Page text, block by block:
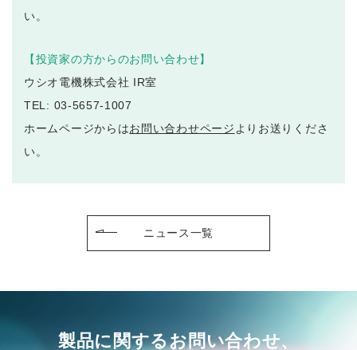
い。
【投資家の方からのお問い合わせ】
ウシオ電機株式会社 IR室
TEL: 03-5657-1007
ホームページからはお問い合わせページ よりお送りくださ
い。
ニュース一覧
製品に関するお問い合わせ、